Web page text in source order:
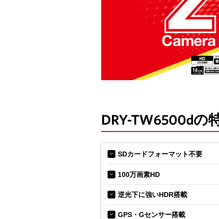
DRY-TW6500dの
SDカードフォーマット不要
100万画素HD
逆光下に強いHDR搭載
GPS・Gセンサー搭載